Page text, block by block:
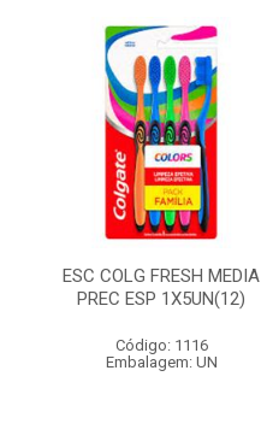
ESC COLG FRESH MEDIA
PREC ESP 1X5UN(12)
Código: 1116
Embalagem: UN